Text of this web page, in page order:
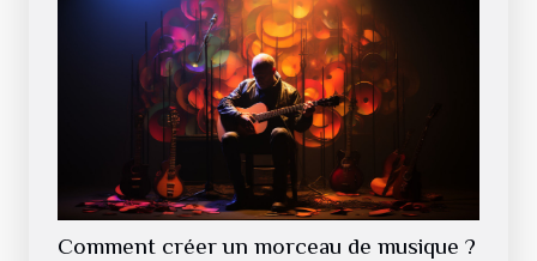
Comment créer un morceau de musique ?